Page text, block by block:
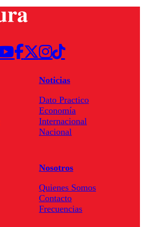
Noticias
Dato Practico
Economía
Internacional
Nacional
Nosotros
Quienes Somos
Contacto
Frecuencias